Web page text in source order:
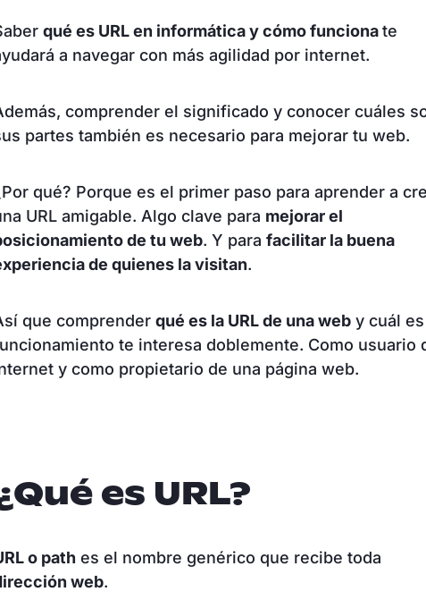
qué es URL en informática y cómo funcionate
a navegar con más agilidad por internet.
comprender el significado y conocer cuáles
partes también es necesario para mejorar tu web.
qué? Porque es el primer paso para aprender a
URL amigable. Algo clave para mejorar el
de tu web. Y parafacilitar la buena
de quienes la visitan.
que comprenderqué es la URL de una web y cuál
te interesa doblemente. Como usuario
y como propietario de una página web.
es URL?
o path es el nombre genérico que recibe toda
web.